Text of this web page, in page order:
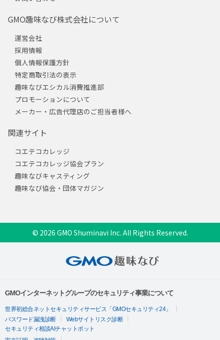
GMO趣味なび株式会社について
運営会社
採用情報
個人情報保護方針
特定商取引法の表示
趣味なびエシカル消費推進部
プロモーションについて
メーカー・広告代理店のご担当者様へ
関連サイト
コエテコカレッジ
コエテコカレッジ協会プラン
趣味なびキャスティング
趣味なび協会・団体マガジン
© 2026 GMO Shuminavi Inc. All Rights Reserved.